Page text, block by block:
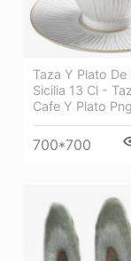
Taza Y Plato De
Sicilia 13 Cl -
Cafe Y Plato Png
700*700